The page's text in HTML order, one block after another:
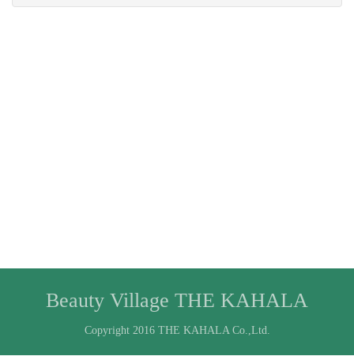
Beauty Village THE KAHALA
Copyright 2016 THE KAHALA Co.,Ltd.